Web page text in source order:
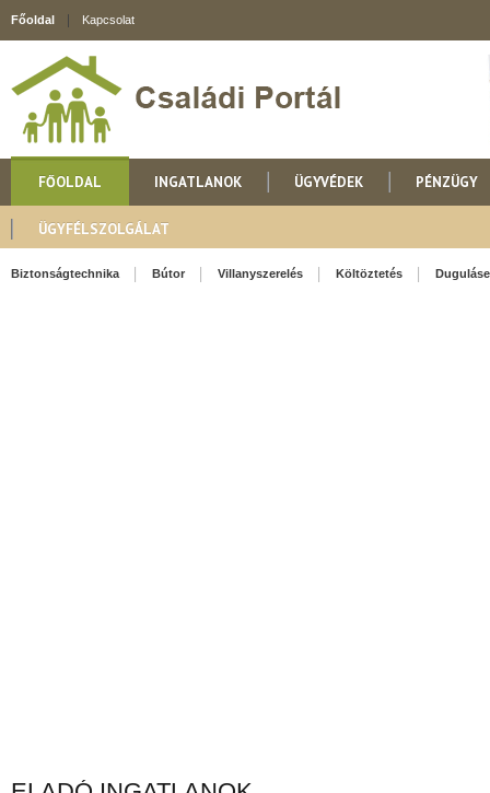
Főoldal Kapcsolat
FŐOLDAL INGATLANOK ÜGYVÉDEK PÉNZÜGY
ÜGYFÉLSZOLGÁLAT
Biztonságtechnika Bútor Villanyszerelés Költöztetés